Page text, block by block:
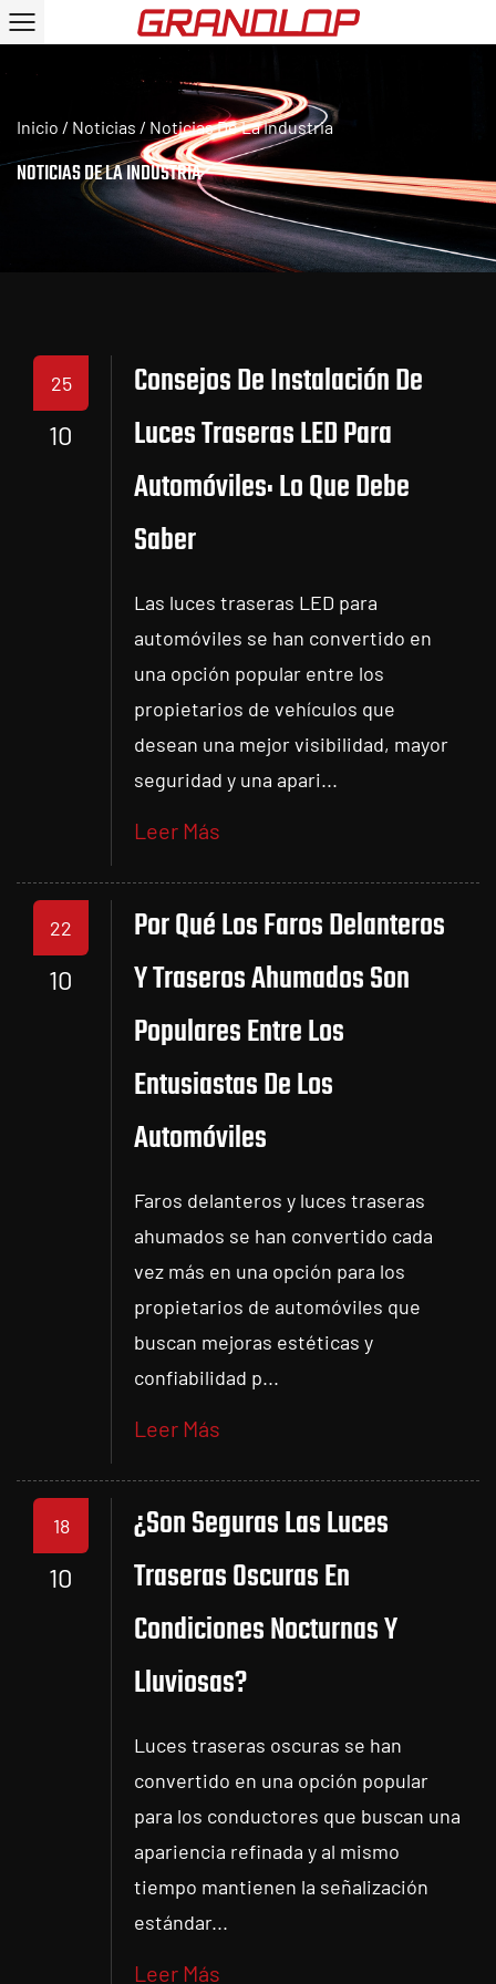
Inicio / Noticias / Noticias De La Industria
NOTICIAS DE LA INDUSTRIA
25
10
Consejos De Instalación De
Luces Traseras LED Para
Automóviles: Lo Que Debe
Saber
Las luces traseras LED para
automóviles se han convertido en
una opción popular entre los
propietarios de vehículos que
desean una mejor visibilidad, mayor
seguridad y una apari...
Leer Más
22
10
Por Qué Los Faros Delanteros
Y Traseros Ahumados Son
Populares Entre Los
Entusiastas De Los
Automóviles
Faros delanteros y luces traseras
ahumados se han convertido cada
vez más en una opción para los
propietarios de automóviles que
buscan mejoras estéticas y
confiabilidad p...
Leer Más
18
10
¿Son Seguras Las Luces
Traseras Oscuras En
Condiciones Nocturnas Y
Lluviosas?
Luces traseras oscuras se han
convertido en una opción popular
para los conductores que buscan una
apariencia refinada y al mismo
tiempo mantienen la señalización
estándar...
Leer Más